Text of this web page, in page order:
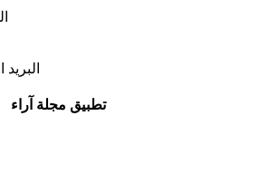
تطبيق مجلة آراء